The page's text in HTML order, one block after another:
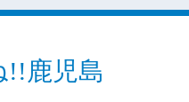
!!鹿児島